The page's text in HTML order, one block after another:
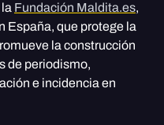
Fundación Maldita.es,
España, que protege la
la construcción
de periodismo,
e incidencia en